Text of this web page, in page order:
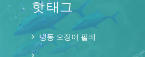
핫 태그
냉동 오징어 필레